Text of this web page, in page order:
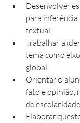
Desenvolver
para inferência
textual
Trabalhar a
tema como
global
Orientar o
fato e opinião,
de escolaridade
Elaborar